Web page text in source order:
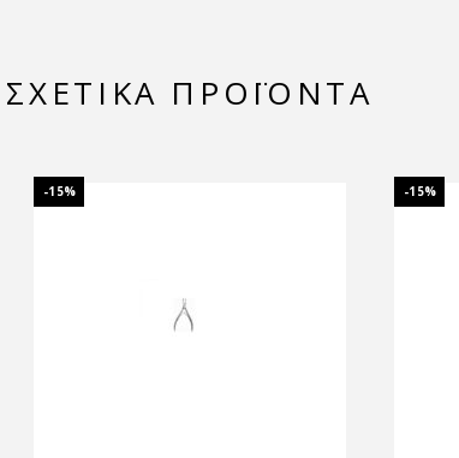
ΣΧΕΤΙΚΆ ΠΡΟΪΌΝΤΑ
-15% -15%